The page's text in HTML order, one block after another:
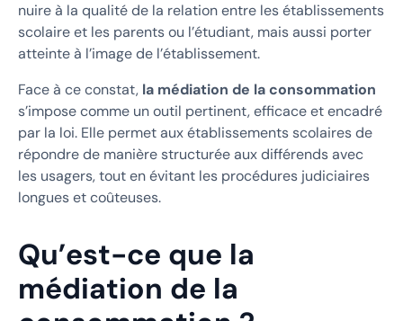
nuire à la qualité de la relation entre les établissements
scolaire et les parents ou l’étudiant, mais aussi porter
atteinte à l’image de l’établissement.
Face à ce constat, la médiation de la consommation
s’impose comme un outil pertinent, efficace et encadré
par la loi. Elle permet aux établissements scolaires de
répondre de manière structurée aux différends avec
les usagers, tout en évitant les procédures judiciaires
longues et coûteuses.
Qu’est-ce que la
médiation de la